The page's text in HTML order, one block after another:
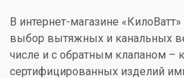
В интернет-магазине
выбор вытяжных и канальных
числе и с обратным клапаном –
сертифицированных изделий